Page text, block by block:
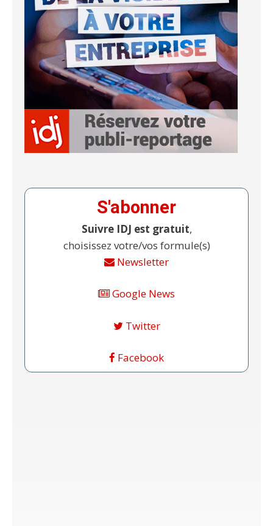
S'abonner
Suivre IDJ est gratuit,
choisissez votre/vos formule(s)
Newsletter
Google News
Twitter
Facebook